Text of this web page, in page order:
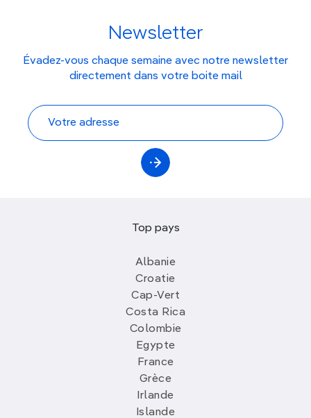
Newsletter
Évadez-vous chaque semaine avec notre newsletter
directement dans votre boite mail
Top pays
Albanie
Croatie
Cap-Vert
Costa Rica
Colombie
Egypte
France
Grèce
Irlande
Islande